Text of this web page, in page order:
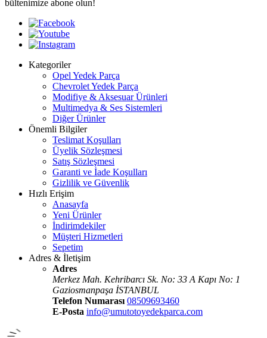
bültenimize abone olun!
Kategoriler
Opel Yedek Parça
Chevrolet Yedek Parça
Modifiye & Aksesuar Ürünleri
Multimedya & Ses Sistemleri
Diğer Ürünler
Önemli Bilgiler
Teslimat Koşulları
Üyelik Sözleşmesi
Satış Sözleşmesi
Garanti ve İade Koşulları
Gizlilik ve Güvenlik
Hızlı Erişim
Anasayfa
Yeni Ürünler
İndirimdekiler
Müşteri Hizmetleri
Sepetim
Adres & İletişim
Adres
Merkez Mah. Kehribarcı Sk. No: 33 A Kapı No: 1
Gaziosmanpaşa İSTANBUL
Telefon Numarası 08509693460
E-Posta info@umutotoyedekparca.com